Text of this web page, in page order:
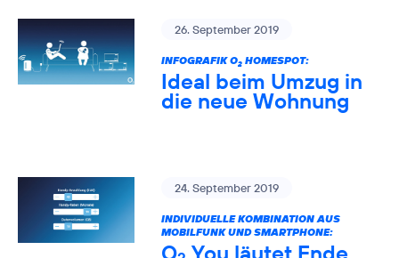
26. September 2019
INFOGRAFIK O2HOMESPOT:
Ideal beim Umzug in
die neue Wohnung
24. September 2019
INDIVIDUELLE KOMBINATION AUS
MOBILFUNK UND SMARTPHONE:
O You läutet Ende